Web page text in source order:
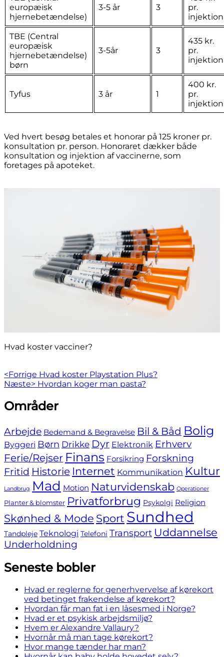
europæisk
hjernebetændelse)
3-5 år 3
pr.
injektion
TBE (Central
europæisk
hjernebetændelse)
børn
3-5år 3
435 kr.
pr.
injektion
Tyfus 3 år 1
400 kr.
pr.
injektion
Ved hvert besøg betales et honorar på 125 kroner pr.
konsultation pr. person. Honoraret dækker både
konsultation og injektion af vaccinerne, som
foretages på apoteket.
Hvad koster vacciner?
Indlægsnavigation
<Forrige Previous
post:
Hvad koster Playstation Plus?
Næste> Next
Hvordan koger man pasta?
Skip
to
Områder
Arbejde Bedemand & Begravelse Bil & Båd Bolig
Byggeri Børn Drikke Dyr Elektronik Erhverv
Ferie/Rejser Finans Forsikring Forskning
Fritid Historie Internet Kommunikation Kultur
Landbrug Mad Motion Naturvidenskab Operationer
Planter & blomster Privatforbrug Psykolgi Religion
Skønhed & Mode Sport Sundhed
Tandpleje Teknologi Telefoni Transport Uddannelse
Underholdning
Seneste bobler
Hvad er reglerne for generhvervelse af kørekort
ved betinget frakendelse af kørekort?
Hvordan får man fat i en låsesmed i Norge?
Hvad er et psykisk arbejdsmiljø?
Hvem er Alexandre Vallaury?
Hvornår må man tage kørekort?
Hvor mange tænder har man?